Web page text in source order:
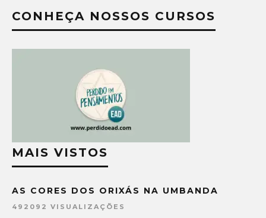
CONHEÇA NOSSOS CURSOS
MAIS VISTOS
AS CORES DOS ORIXÁS NA UMBANDA
492092 VISUALIZAÇÕES